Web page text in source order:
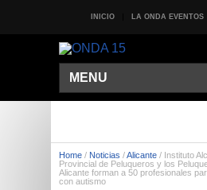
INICIO LA ONDA EVENTOS
MENU
Home / Noticias /Alicante / Instituto
Provincial de Peluqueros y los
Alicante forman a 50 profesionales
con autismo